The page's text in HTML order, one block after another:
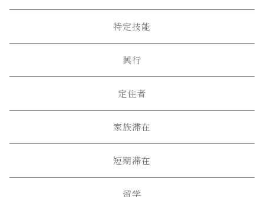
特定技能
興行
定住者
家族滞在
短期滞在
留学